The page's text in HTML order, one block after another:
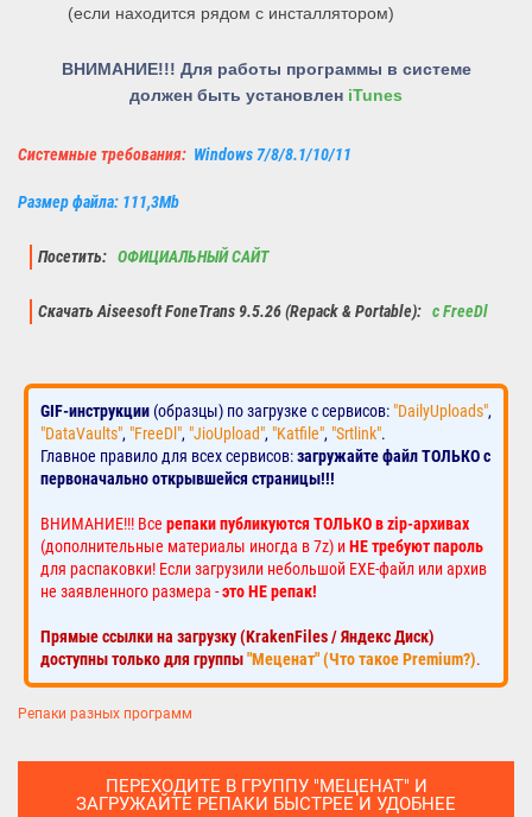
(если находится рядом с инсталлятором)
ВНИМАНИЕ!!! Для работы программы в системе
должен быть установлен iTunes
Системные требования: Windows 7/8/8.1/10/11
Размер файла: 111,3Mb
Посетить: ОФИЦИАЛЬНЫЙ САЙТ
Скачать Aiseesoft FoneTrans 9.5.26 (Repack & Portable): с FreeDl
GIF-инструкции (образцы) по загрузке с сервисов: "DailyUploads",
"DataVaults", "FreeDl", "JioUpload", "Katfile", "Srtlink".
Главное правило для всех сервисов:загружайте файл ТОЛЬКО с
первоначально открывшейся страницы!!!
ВНИМАНИЕ!!! Все репаки публикуются ТОЛЬКО в zip-архивах
(дополнительные материалы иногда в 7z) иНЕ требуют пароль
для распаковки! Если загрузили небольшой EXE-файл или архив
не заявленного размера -это НЕ репак!
Прямые ссылки на загрузку (KrakenFiles / Яндекс Диск)
доступны только для группы"Меценат" (Что такое Premium?).
Репаки разных программ
ПЕРЕХОДИТЕ В ГРУППУ "МЕЦЕНАТ" И
ЗАГРУЖАЙТЕ РЕПАКИ БЫСТРЕЕ И УДОБНЕЕ